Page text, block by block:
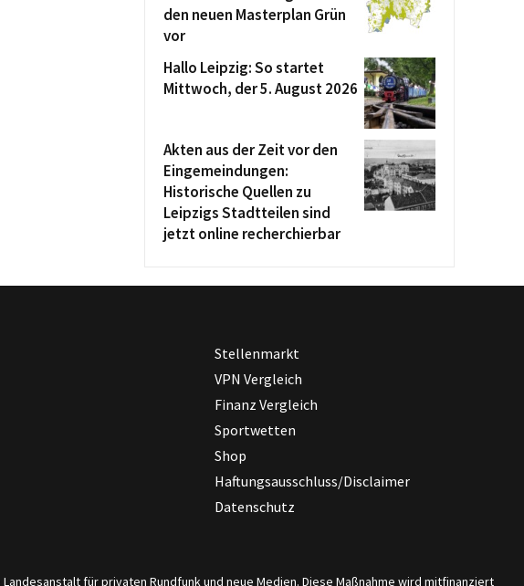
den neuen Masterplan Grün
vor
Hallo Leipzig: So startet
Mittwoch, der 5. August 2026
Akten aus der Zeit vor den
Eingemeindungen:
Historische Quellen zu
Leipzigs Stadtteilen sind
jetzt online recherchierbar
Stellenmarkt
VPN Vergleich
Finanz Vergleich
Sportwetten
Shop
Haftungsausschluss/Disclaimer
Datenschutz
für privaten Rundfunk und neue Medien. Diese Maßnahme wird mitfinanziert